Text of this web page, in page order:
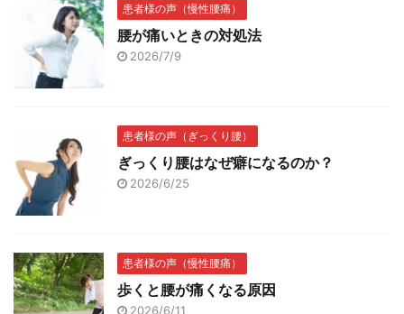
患者様の声（慢性腰痛）
腰が痛いときの対処法
2026/7/9
患者様の声（ぎっくり腰）
ぎっくり腰はなぜ癖になるのか？
2026/6/25
患者様の声（慢性腰痛）
歩くと腰が痛くなる原因
2026/6/11